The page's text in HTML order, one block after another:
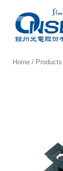
Home / Products